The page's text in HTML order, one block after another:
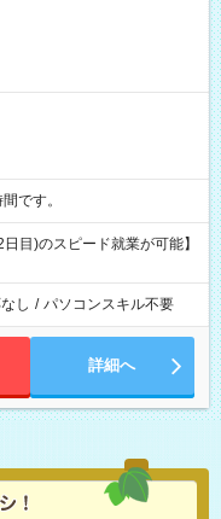
時間です。
目)のスピード就業が可能】
し / パソコンスキル不要
詳細へ